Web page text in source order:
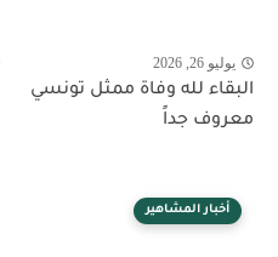
يوليو 26, 2026
البقاء لله وفاة ممثل تونسي
معروف جداً
أخبار المشاهير